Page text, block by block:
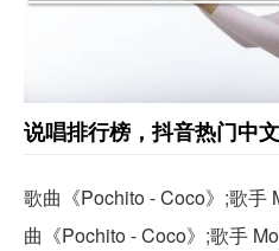
说唱排行榜，抖音热门中
歌曲《Pochito - Coco》;歌手
曲《Pochito - Coco》;歌手